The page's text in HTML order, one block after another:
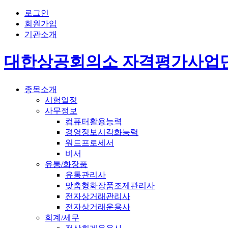
로그인
회원가입
기관소개
대한상공회의소 자격평가사업
종목소개
시험일정
사무정보
컴퓨터활용능력
경영정보시각화능력
워드프로세서
비서
유통/화장품
유통관리사
맞춤형화장품조제관리사
전자상거래관리사
전자상거래운용사
회계/세무